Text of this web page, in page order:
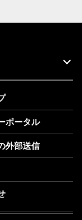
ポータル
外部送信